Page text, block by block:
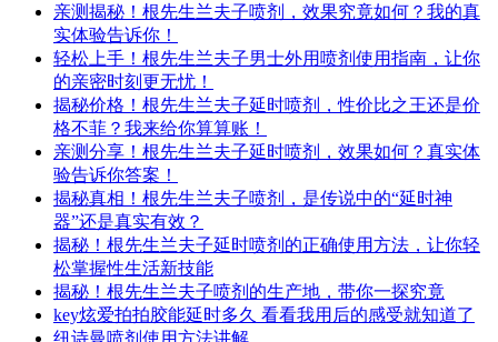
亲测揭秘！根先生兰夫子喷剂，效果究竟如何？我的真
实体验告诉你！
轻松上手！根先生兰夫子男士外用喷剂使用指南，让你
的亲密时刻更无忧！
揭秘价格！根先生兰夫子延时喷剂，性价比之王还是价
格不菲？我来给你算算账！
亲测分享！根先生兰夫子延时喷剂，效果如何？真实体
验告诉你答案！
揭秘真相！根先生兰夫子喷剂，是传说中的“延时神
器”还是真实有效？
揭秘！根先生兰夫子延时喷剂的正确使用方法，让你轻
松掌握性生活新技能
揭秘！根先生兰夫子喷剂的生产地，带你一探究竟
key炫爱拍拍胶能延时多久 看看我用后的感受就知道了
纽诗曼喷剂使用方法讲解